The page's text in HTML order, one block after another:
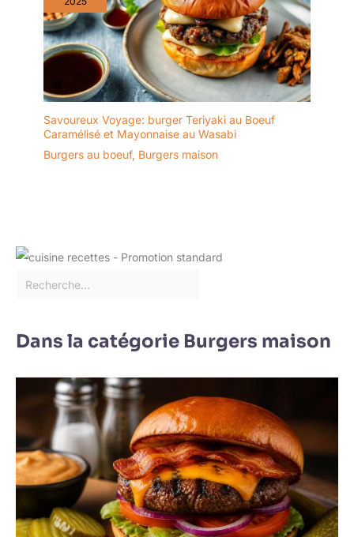
reste donc unique.
Savoureux Voyage: burger Teriyaki au Boeuf
Caramélisé et Mayonnaise au Wasabi
Burgers au boeuf, Burgers maison
Dans la catégorie Burgers maison